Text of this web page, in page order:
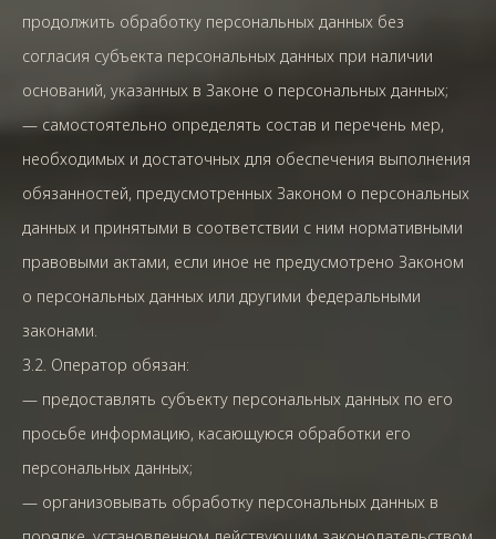
продолжить обработку персональных данных без
согласия субъекта персональных данных при наличии
оснований, указанных в Законе о персональных данных;
— самостоятельно определять состав и перечень мер,
необходимых и достаточных для обеспечения выполнения
обязанностей, предусмотренных Законом о персональных
данных и принятыми в соответствии с ним нормативными
правовыми актами, если иное не предусмотрено Законом
о персональных данных или другими федеральными
законами.
3.2. Оператор обязан:
— предоставлять субъекту персональных данных по его
просьбе информацию, касающуюся обработки его
персональных данных;
— организовывать обработку персональных данных в